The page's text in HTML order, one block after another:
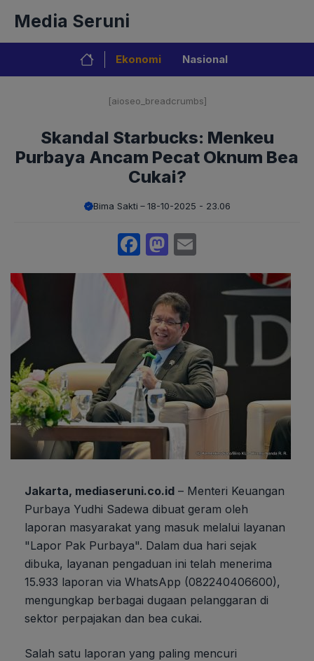
isi
Media Seruni
Ekonomi Nasional
[aioseo_breadcrumbs]
Skandal Starbucks: Menkeu
Purbaya Ancam Pecat Oknum Bea
Cukai?
Bima Sakti 18-10-2025 - 23.06
Facebook
Mastodon
Jakarta, mediaseruni.co.id – Menteri Keuangan
Purbaya Yudhi Sadewa dibuat geram oleh
laporan masyarakat yang masuk melalui layanan
"Lapor Pak Purbaya". Dalam dua hari sejak
dibuka, layanan pengaduan ini telah menerima
15.933 laporan via WhatsApp (082240406600),
mengungkap berbagai dugaan pelanggaran di
sektor perpajakan dan bea cukai.
Salah satu laporan yang paling mencuri